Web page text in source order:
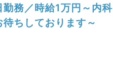
務／時給1万円～内科
ちしております～